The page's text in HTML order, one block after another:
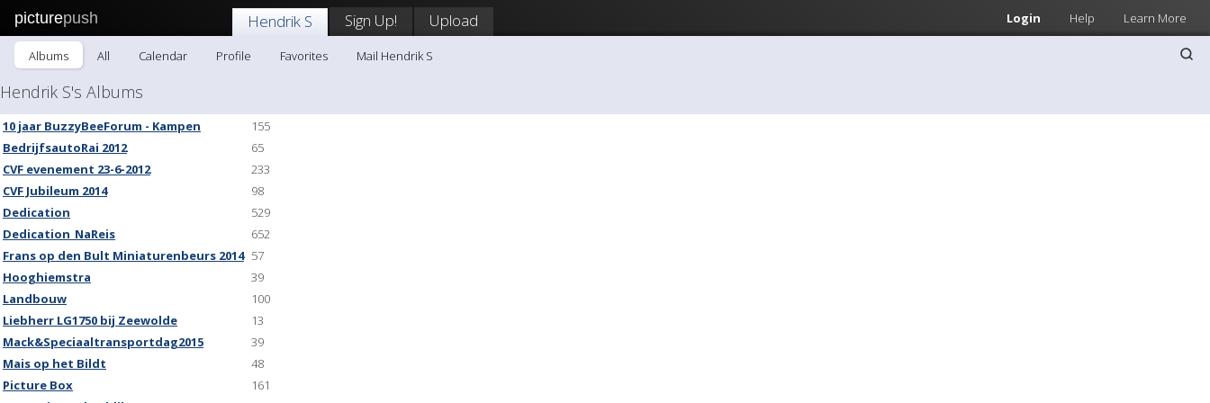
picturepush Login Help Learn More
Hendrik S Sign Up! Upload
Albums All Calendar Profile Favorites Mail Hendrik S
Hendrik S's Albums
10 jaar BuzzyBeeForum - Kampen
155
BedrijfsautoRai 2012
65
CVF evenement 23-6-2012
233
CVF Jubileum 2014
98
Dedication
529
Dedication_NaReis
652
Frans op den Bult Miniaturenbeurs 2014 57
Hooghiemstra
39
Landbouw
100
Liebherr LG1750 bij Zeewolde
13
Mack&Speciaaltransportdag2015
39
Mais op het Bildt
48
Picture Box
161